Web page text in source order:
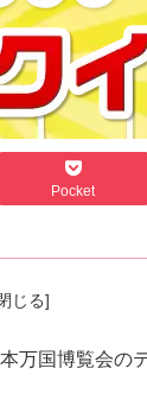
Pocket
万国博覧会の